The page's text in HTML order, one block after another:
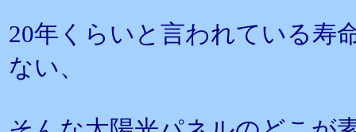
20年くらいと言われている寿
ない、